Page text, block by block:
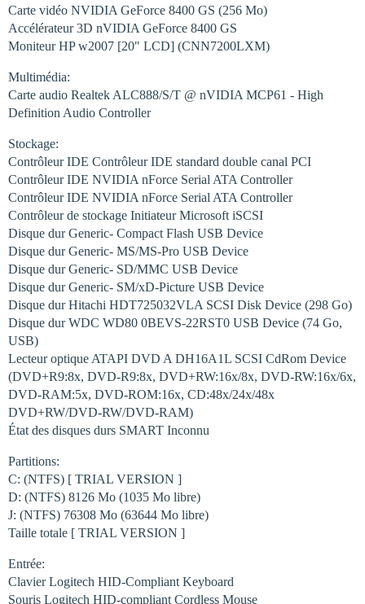
Carte vidéo NVIDIA GeForce 8400 GS (256 Mo)
Accélérateur 3D nVIDIA GeForce 8400 GS
Moniteur HP w2007 [20" LCD] (CNN7200LXM)
Multimédia:
Carte audio Realtek ALC888/S/T @ nVIDIA MCP61 - High
Definition Audio Controller
Stockage:
Contrôleur IDE Contrôleur IDE standard double canal PCI
Contrôleur IDE NVIDIA nForce Serial ATA Controller
Contrôleur IDE NVIDIA nForce Serial ATA Controller
Contrôleur de stockage Initiateur Microsoft iSCSI
Disque dur Generic- Compact Flash USB Device
Disque dur Generic- MS/MS-Pro USB Device
Disque dur Generic- SD/MMC USB Device
Disque dur Generic- SM/xD-Picture USB Device
Disque dur Hitachi HDT725032VLA SCSI Disk Device (298 Go)
Disque dur WDC WD80 0BEVS-22RST0 USB Device (74 Go,
USB)
Lecteur optique ATAPI DVD A DH16A1L SCSI CdRom Device
(DVD+R9:8x, DVD-R9:8x, DVD+RW:16x/8x, DVD-RW:16x/6x,
DVD-RAM:5x, DVD-ROM:16x, CD:48x/24x/48x
DVD+RW/DVD-RW/DVD-RAM)
État des disques durs SMART Inconnu
Partitions:
C: (NTFS) [ TRIAL VERSION ]
D: (NTFS) 8126 Mo (1035 Mo libre)
J: (NTFS) 76308 Mo (63644 Mo libre)
Taille totale [ TRIAL VERSION ]
Entrée:
Clavier Logitech HID-Compliant Keyboard
Souris Logitech HID-compliant Cordless Mouse